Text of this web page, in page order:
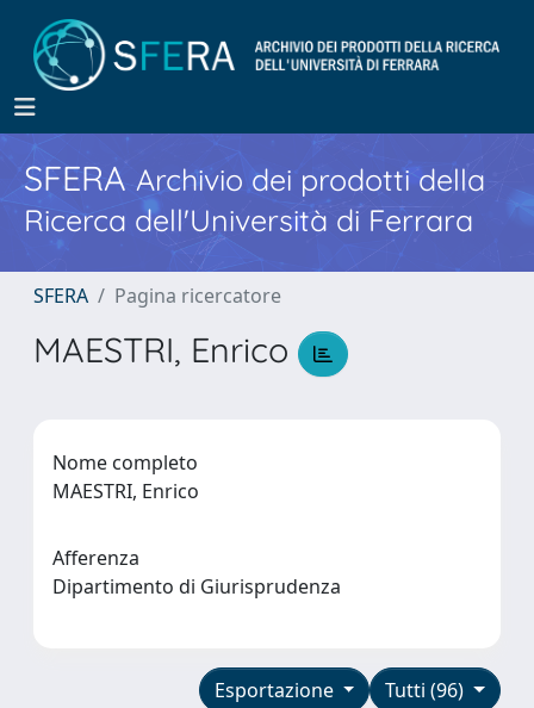
SFERA Archivio dei prodotti della
Ricerca dell'Università di Ferrara
SFERA Pagina ricercatore
MAESTRI, Enrico
Nome completo
MAESTRI, Enrico
Afferenza
Dipartimento di Giurisprudenza
Tutti (96)
Esportazione